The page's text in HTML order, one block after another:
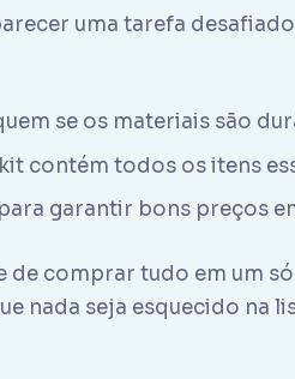
uma tarefa
se os materiais são
contém todos os itens
garantir bons preços
comprar tudo em um
nada seja esquecido na